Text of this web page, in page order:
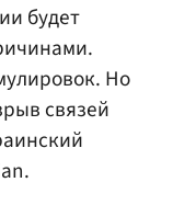
будет
Но
связей